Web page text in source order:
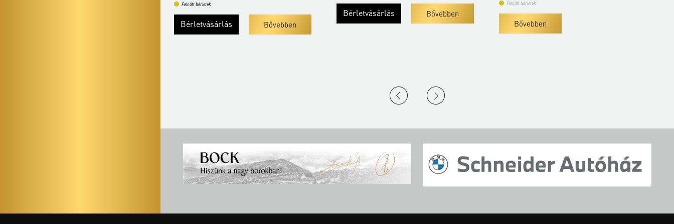
Bővebben
Bérletvásárlás Bővebben
Felnőtt bérletek
Bővebben